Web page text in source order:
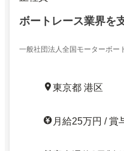
ボートレース業界を
一般社団法人全国モーターボー
東京都 港区
月給25万円 / 賞